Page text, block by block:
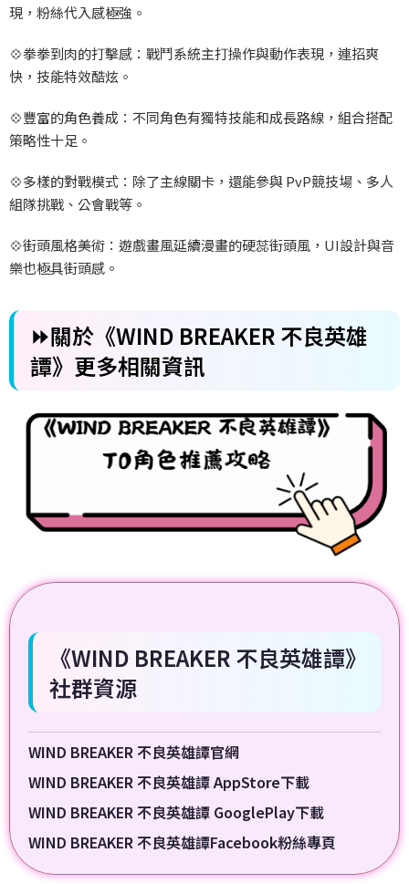
現，粉絲代入感極強。
💠拳拳到肉的打擊感：戰鬥系統主打操作與動作表現，連招爽
快，技能特效酷炫。
💠豐富的角色養成：不同角色有獨特技能和成長路線，組合搭配
策略性十足。
💠多樣的對戰模式：除了主線關卡，還能參與 PvP競技場、多人
組隊挑戰、公會戰等。
💠街頭風格美術：遊戲畫風延續漫畫的硬蕊街頭風，UI設計與音
樂也極具街頭感。
⏩關於《WIND BREAKER 不良英雄
譚》更多相關資訊
《WIND BREAKER 不良英雄譚》
社群資源
WIND BREAKER 不良英雄譚官網
WIND BREAKER 不良英雄譚 AppStore下載
WIND BREAKER 不良英雄譚 GooglePlay下載
WIND BREAKER 不良英雄譚Facebook粉絲專頁